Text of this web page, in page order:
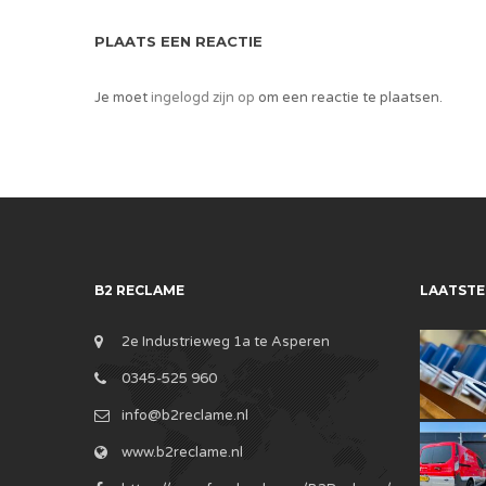
PLAATS EEN REACTIE
Je moetingelogd zijn op om een reactie te plaatsen.
B2 RECLAME
2e Industrieweg 1a te Asperen
0345-525 960
info@b2reclame.nl
www.b2reclame.nl